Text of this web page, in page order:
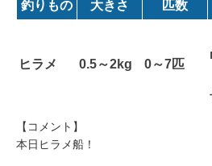
釣りもの 大きさ 匹数
ヒラメ 0.5～2kg 0～7匹
【コメント】
本日ヒラメ船！